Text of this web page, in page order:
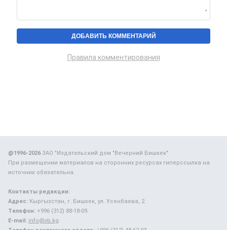
Правила комментирования
@1996-2026ЗАО "Издательский дом "Вечерний Бишкек"
При размещении материалов на сторонних ресурсах гиперссылка на
источник обязательна.
Контакты редакции:
Адрес: Кыргызстан, г. Бишкек, ул. Усенбаева, 2.
Телефон: +996 (312) 88-18-09.
E-mail: info@vb.kg